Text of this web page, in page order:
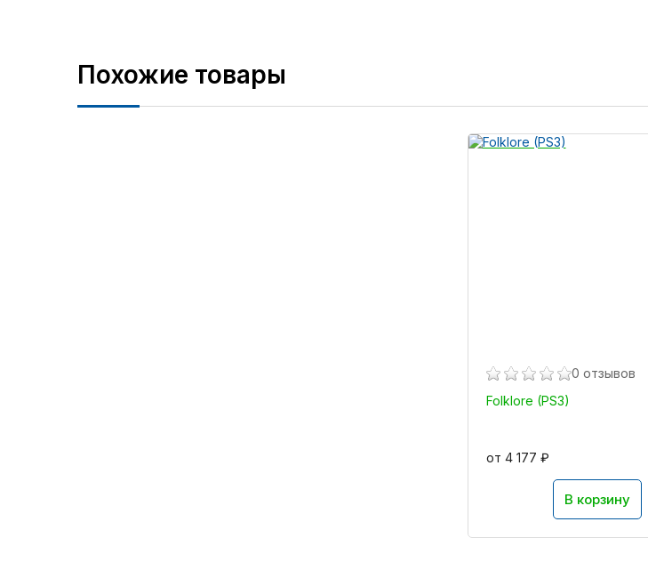
Похожие товары
0 отзывов
Folklore (PS3)
от 4 177 ₽
В корзину